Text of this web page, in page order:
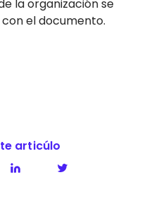
la organización se
el documento.
articúlo